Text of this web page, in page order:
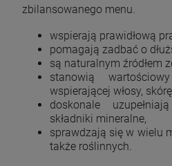
zbilansowanego menu.
wspierają prawidłową
pomagają zadbać o
są naturalnym źródłem
stanowią
wspierającej włosy,
doskonale
składniki mineralne,
sprawdzają się w wielu
także roślinnych.